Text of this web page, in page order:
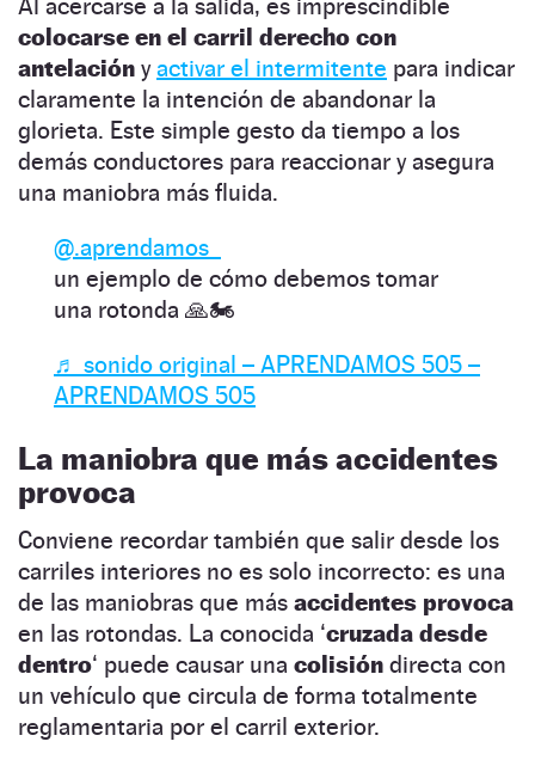
Al acercarse a la salida, es imprescindible
colocarse en el carril derecho con
antelación yactivar el intermitente para indicar
claramente la intención de abandonar la
glorieta. Este simple gesto da tiempo a los
demás conductores para reaccionar y asegura
una maniobra más fluida.
@.aprendamos_
un ejemplo de cómo debemos tomar
una rotonda 🙏🏍
♬ sonido original – APRENDAMOS 505 –
APRENDAMOS 505
La maniobra que más accidentes
provoca
Conviene recordar también que salir desde los
carriles interiores no es solo incorrecto: es una
de las maniobras que más accidentes provoca
en las rotondas. La conocida ‘cruzada desde
dentro‘ puede causar una colisión directa con
un vehículo que circula de forma totalmente
reglamentaria por el carril exterior.